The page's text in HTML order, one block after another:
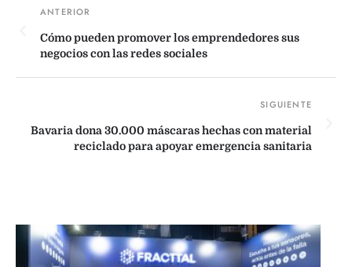
Cómo pueden promover los emprendedores sus
negocios con las redes sociales
Bavaria dona 30.000 máscaras hechas con material
reciclado para apoyar emergencia sanitaria